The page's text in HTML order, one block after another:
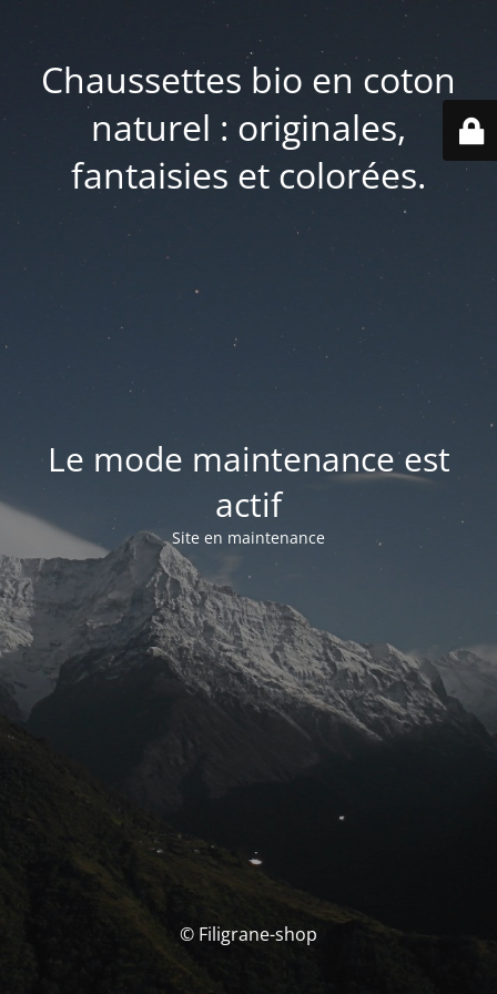
Chaussettes bio en coton
naturel : originales,
fantaisies et colorées.
Le mode maintenance est
actif
Site en maintenance
© Filigrane-shop